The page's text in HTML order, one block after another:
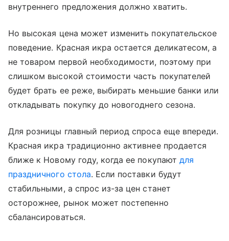
внутреннего предложения должно хватить.
Но высокая цена может изменить покупательское
поведение. Красная икра остается деликатесом, а
не товаром первой необходимости, поэтому при
слишком высокой стоимости часть покупателей
будет брать ее реже, выбирать меньшие банки или
откладывать покупку до новогоднего сезона.
Для розницы главный период спроса еще впереди.
Красная икра традиционно активнее продается
ближе к Новому году, когда ее покупают для
праздничного стола. Если поставки будут
стабильными, а спрос из-за цен станет
осторожнее, рынок может постепенно
сбалансироваться.